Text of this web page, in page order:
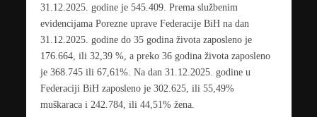
31.12.2025. godine je 545.409. Prema službenim
evidencijama Porezne uprave Federacije BiH na dan
31.12.2025. godine do 35 godina života zaposleno je
176.664, ili 32,39 %, a preko 36 godina života zaposleno
je 368.745 ili 67,61%. Na dan 31.12.2025. godine u
Federaciji BiH zaposleno je 302.625, ili 55,49%
muškaraca i 242.784, ili 44,51% žena.